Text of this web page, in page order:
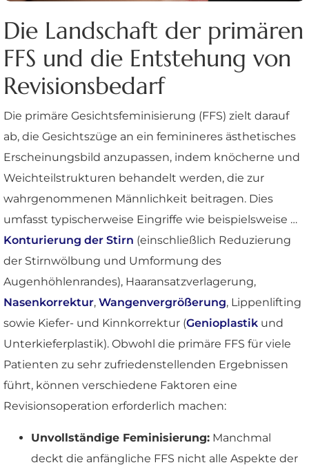
Die Landschaft der primären
FFS und die Entstehung von
Revisionsbedarf
Die primäre Gesichtsfeminisierung (FFS) zielt darauf
ab, die Gesichtszüge an ein feminineres ästhetisches
Erscheinungsbild anzupassen, indem knöcherne und
Weichteilstrukturen behandelt werden, die zur
wahrgenommenen Männlichkeit beitragen. Dies
umfasst typischerweise Eingriffe wie beispielsweise …
Konturierung der Stirn (einschließlich Reduzierung
der Stirnwölbung und Umformung des
Augenhöhlenrandes), Haaransatzverlagerung,
Nasenkorrektur, Wangenvergrößerung, Lippenlifting
sowie Kiefer- und Kinnkorrektur (Genioplastik und
Unterkieferplastik). Obwohl die primäre FFS für viele
Patienten zu sehr zufriedenstellenden Ergebnissen
führt, können verschiedene Faktoren eine
Revisionsoperation erforderlich machen:
Unvollständige Feminisierung: Manchmal
deckt die anfängliche FFS nicht alle Aspekte der